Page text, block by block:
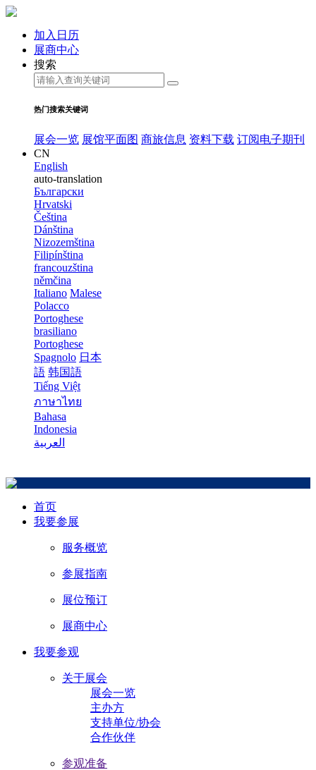
加入日历
展商中心
搜索
热门搜索关键词
展会一览 展馆平面图 商旅信息 资料下载 订阅电子期刊
CN
English
auto-translation
Български
Hrvatski
Čeština
Dánština
Nizozemština
Filipínština
francouzština
němčina
Italiano Malese
Polacco
Portoghese
brasiliano
Portoghese
Spagnolo 日本
語 韩国語
Tiếng Việt
ภาษาไทย
Bahasa
Indonesia
العربية
首页
我要参展
服务概览
参展指南
展位预订
展商中心
我要参观
关于展会
展会一览
主办方
支持单位/协会
合作伙伴
参观准备